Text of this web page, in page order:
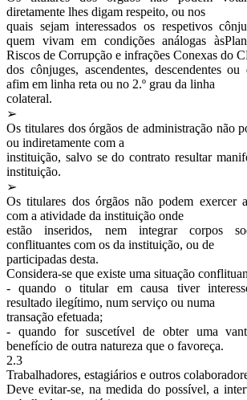
diretamente lhes digam respeito, ou nos
quais sejam interessados os respetivos
quem vivam em condições análogas
Riscos de Corrupção e infrações Conexas do
dos cônjuges, ascendentes, descendentes
afim em linha reta ou no 2.º grau da linha
colateral.
➢
Os titulares dos órgãos de administração não
ou indiretamente com a
instituição, salvo se do contrato resultar
instituição.
➢
Os titulares dos órgãos não podem exercer
com a atividade da instituição onde
estão inseridos, nem integrar corpos
conflituantes com os da instituição, ou de
participadas desta.
Considera-se que existe uma situação
- quando o titular em causa tiver
resultado ilegítimo, num serviço ou numa
transação efetuada;
- quando for suscetível de obter uma
benefício de outra natureza que o favoreça.
2.3
Trabalhadores, estagiários e outros
Deve evitar-se, na medida do possível, a